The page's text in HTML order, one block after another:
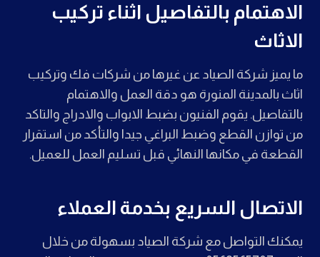
الاهتمام بالتفاصيل اثناء تركيب
الاثاث
ما يميز شركة الصياد عن غيرها من شركات فك وتركيب
اثاث بالمدينة المنورة هو دقة العمل والاهتمام
بالتفاصيل. يقوم الفنيون بضبط الابواب والادراج والتاكد
من توازن القطع وضبط البراغي جيدا والتأكد من استقرار
القطعة في مكانها النهائي قبل تسليم العمل للعميل.
الاتصال السريع بخدمة العملاء
يمكنك التواصل مع شركة الصياد بسهولة من خلال